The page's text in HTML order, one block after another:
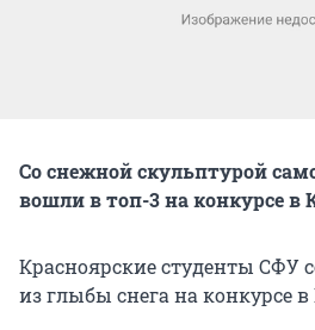
Со снежной скульптурой
вошли в топ-3 на конкурсе в
Красноярские студенты СФУ
из глыбы снега на конкурсе в